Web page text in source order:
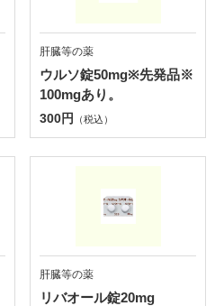
肝臓等の薬
ウルソ錠50mg※先発品※
100mgあり。
300円 （税込）
肝臓等の薬
リバオール錠20mg